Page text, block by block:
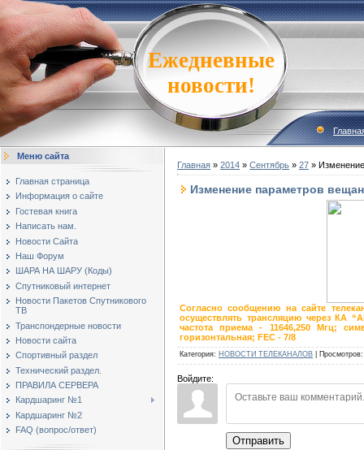
Ежедневные
новости!
Меню сайта
Главная страница
Информация о сайте
Гостевая книга
Написать нам.
Новости Сайта
Наш Форум
ШАРА НА ШАРУ (Коды)
Спутниковый интернет
Новости Пакетов Спутникового
ТВ
Транспондерные новости
Новости сайта
Спортивный раздел
Технический раздел.
ПРАВИЛА СЕРВЕРА
Кардшаринг №1
Кардшаринг №2
FAQ (вопрос/ответ)
Главная » 2014 » Сентябрь » 27 »
Изменение параметров
Согласно сообщению на сайте
осуществлять трансляцию через КА
частота приема - 11646,250 Мгц;
горизонтальная; FEC - 7/8
Категория: НОВОСТИ ТЕЛЕКАНАЛОВ Просмотров:
Войдите:
Отправить